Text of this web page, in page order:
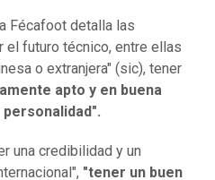
Fécafoot detalla las
el futuro técnico, entre ellas
o extranjera" (sic), tener
apto y en buena
una credibilidad y un
"tener un buen